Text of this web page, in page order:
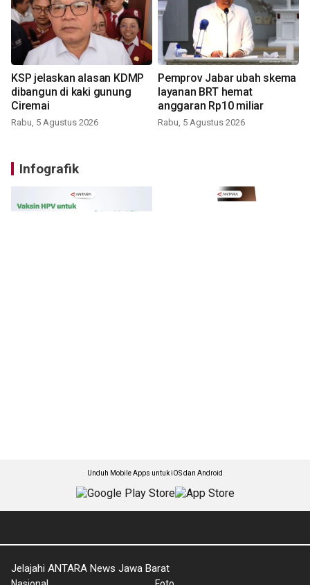
KSP jelaskan alasan KDMP
dibangun di kaki gunung
Ciremai
Rabu, 5 Agustus 2026
Pemprov Jabar ubah skema
layanan BRT hemat
anggaran Rp10 miliar
Rabu, 5 Agustus 2026
Infografik
Unduh Mobile Apps untuk iOS dan Android
Jelajahi ANTARA News Jawa Barat